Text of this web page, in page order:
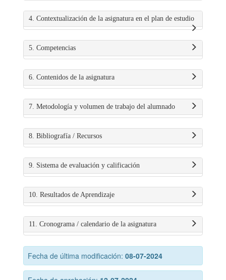
4. Contextualización de la asignatura en el plan de estudio
5. Competencias
6. Contenidos de la asignatura
7. Metodología y volumen de trabajo del alumnado
8. Bibliografía / Recursos
9. Sistema de evaluación y calificación
10. Resultados de Aprendizaje
11. Cronograma / calendario de la asignatura
Fecha de última modificación: 08-07-2024